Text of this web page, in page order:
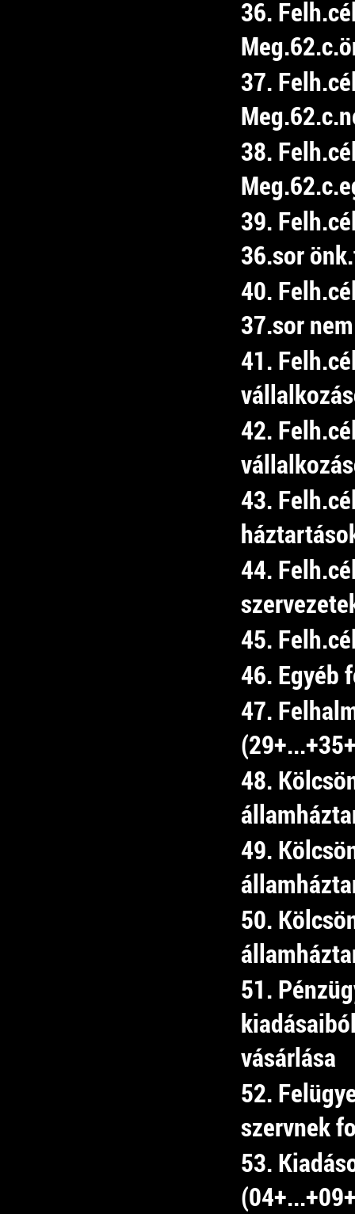
36.
37.
38.
39.
36.sor
40.
37.sor
41.
42.
43.
44.
45.
46. Egyéb
47.
48.
49.
50.
51.
vásárlása
52.
szervnek
53.